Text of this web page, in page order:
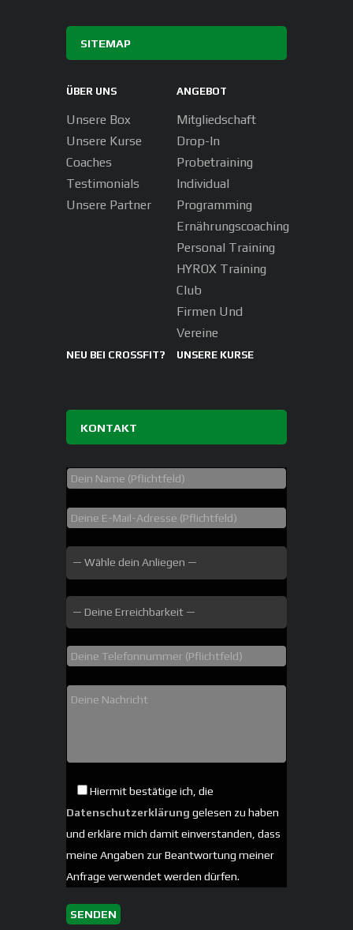
SITEMAP
ÜBER UNS
Unsere Box
Unsere Kurse
Coaches
Testimonials
Unsere Partner
ANGEBOT
Mitgliedschaft
Drop-In
Probetraining
Individual
Programming
Ernährungscoaching
Personal Training
HYROX Training
Club
Firmen Und
Vereine
NEU BEI CROSSFIT? UNSERE KURSE
KONTAKT
Hiermit bestätige ich, die
Datenschutzerklärung gelesen zu haben
und erkläre mich damit einverstanden, dass
meine Angaben zur Beantwortung meiner
Anfrage verwendet werden dürfen.